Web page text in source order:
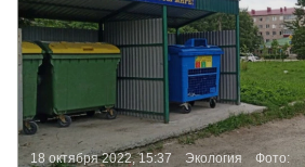
18 октября 2022, 15:37 Экология Фото: